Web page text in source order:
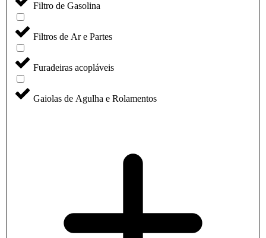
Filtro de Gasolina
Filtros de Ar e Partes
Furadeiras acopláveis
Gaiolas de Agulha e Rolamentos